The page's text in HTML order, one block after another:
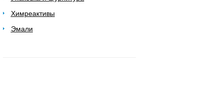
Химреактивы
Эмали